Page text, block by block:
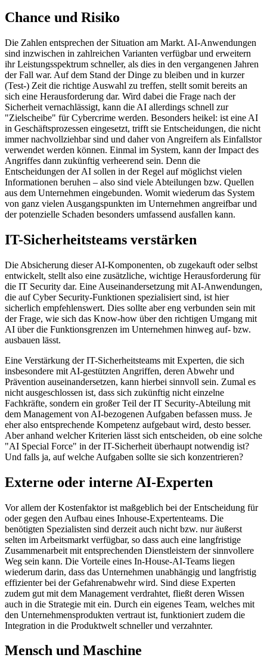
Chance und Risiko
Die Zahlen entsprechen der Situation am Markt. AI-Anwendungen
sind inzwischen in zahlreichen Varianten verfügbar und erweitern
ihr Leistungsspektrum schneller, als dies in den vergangenen Jahren
der Fall war. Auf dem Stand der Dinge zu bleiben und in kurzer
(Test-) Zeit die richtige Auswahl zu treffen, stellt somit bereits an
sich eine Herausforderung dar. Wird dabei die Frage nach der
Sicherheit vernachlässigt, kann die AI allerdings schnell zur
"Zielscheibe" für Cybercrime werden. Besonders heikel: ist eine AI
in Geschäftsprozessen eingesetzt, trifft sie Entscheidungen, die nicht
immer nachvollziehbar sind und daher von Angreifern als Einfallstor
verwendet werden können. Einmal im System, kann der Impact des
Angriffes dann zukünftig verheerend sein. Denn die
Entscheidungen der AI sollen in der Regel auf möglichst vielen
Informationen beruhen – also sind viele Abteilungen bzw. Quellen
aus dem Unternehmen eingebunden. Womit wiederum das System
von ganz vielen Ausgangspunkten im Unternehmen angreifbar und
der potenzielle Schaden besonders umfassend ausfallen kann.
IT-Sicherheitsteams verstärken
Die Absicherung dieser AI-Komponenten, ob zugekauft oder selbst
entwickelt, stellt also eine zusätzliche, wichtige Herausforderung für
die IT Security dar. Eine Auseinandersetzung mit AI-Anwendungen,
die auf Cyber Security-Funktionen spezialisiert sind, ist hier
sicherlich empfehlenswert. Dies sollte aber eng verbunden sein mit
der Frage, wie sich das Know-how über den richtigen Umgang mit
AI über die Funktionsgrenzen im Unternehmen hinweg auf- bzw.
ausbauen lässt.
Eine Verstärkung der IT-Sicherheitsteams mit Experten, die sich
insbesondere mit AI-gestützten Angriffen, deren Abwehr und
Prävention auseinandersetzen, kann hierbei sinnvoll sein. Zumal es
nicht ausgeschlossen ist, dass sich zukünftig nicht einzelne
Fachkräfte, sondern ein großer Teil der IT Security-Abteilung mit
dem Management von AI-bezogenen Aufgaben befassen muss. Je
eher also entsprechende Kompetenz aufgebaut wird, desto besser.
Aber anhand welcher Kriterien lässt sich entscheiden, ob eine solche
"AI Special Force" in der IT-Sicherheit überhaupt notwendig ist?
Und falls ja, auf welche Aufgaben sollte sie sich konzentrieren?
Externe oder interne AI-Experten
Vor allem der Kostenfaktor ist maßgeblich bei der Entscheidung für
oder gegen den Aufbau eines Inhouse-Expertenteams. Die
benötigten Spezialisten sind derzeit auch nicht bzw. nur äußerst
selten im Arbeitsmarkt verfügbar, so dass auch eine langfristige
Zusammenarbeit mit entsprechenden Dienstleistern der sinnvollere
Weg sein kann. Die Vorteile eines In-House-AI-Teams liegen
wiederum darin, dass das Unternehmen unabhängig und langfristig
effizienter bei der Gefahrenabwehr wird. Sind diese Experten
zudem gut mit dem Management verdrahtet, fließt deren Wissen
auch in die Strategie mit ein. Durch ein eigenes Team, welches mit
den Unternehmensprodukten vertraut ist, funktioniert zudem die
Integration in die Produktwelt schneller und verzahnter.
Mensch und Maschine